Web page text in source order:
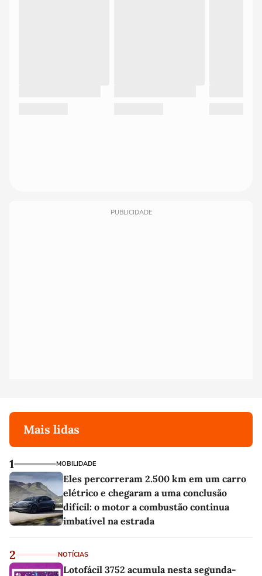
PUBLICIDADE
Mais lidas
1 MOBILIDADE
Eles percorreram 2.500 km em um carro
elétrico e chegaram a uma conclusão
difícil: o motor a combustão continua
imbatível na estrada
2 NOTÍCIAS
Lotofácil 3752 acumula nesta segunda-